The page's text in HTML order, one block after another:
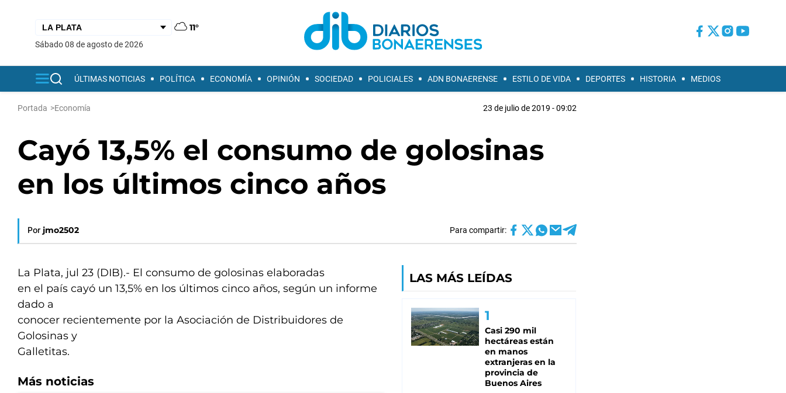
11°
sábado 08 de agosto de 2026
ÚLTIMAS NOTICIAS POLÍTICA ECONOMÍA OPINIÓN SOCIEDAD POLICIALES ADN BONAERENSE ESTILO DE VIDA DEPORTES HISTORIA MEDIOS
Portada >Economía 23 de julio de 2019 - 09:02
Cayó 13,5% el consumo de golosinas
en los últimos cinco años
Por jmo2502 Para compartir:
La Plata, jul 23 (DIB).- El consumo de golosinas elaboradas
en el país cayó un 13,5% en los últimos cinco años, según un informe
dado a
conocer recientemente por la Asociación de Distribuidores de
Golosinas y
Galletitas.
Más noticias
LAS MÁS LEÍDAS
Casi 290 mil
hectáreas están
en manos
extranjeras en la
provincia de
Buenos Aires